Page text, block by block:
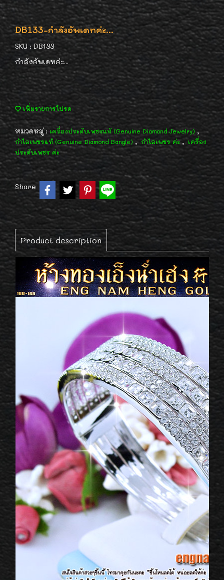
DB133-กำลังอัพเดทค่ะ...
SKU : DB133
กำลังอัพเดทค่ะ...
เพิ่มรายการโปรด
หมวดหมู่ : เครื่องประดับเพชรแท้ (Genuine Diamond Jewelry) ,
กำไลเพชรแท้ (Genuine Diamond Bangle) , กำไลเพชร ค่ะ, เครื่อง
ประดับเพชร ค่ะ
Share
Product description